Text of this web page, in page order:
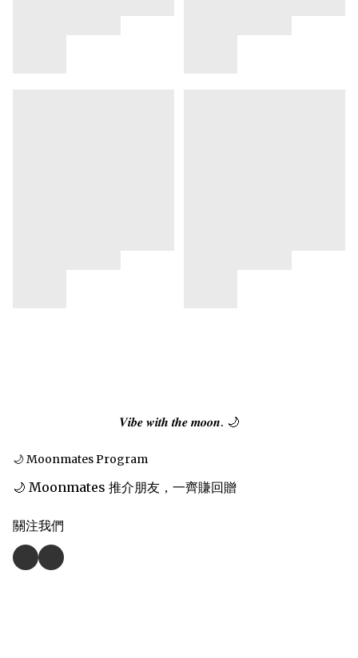
𝑽𝒊𝒃𝒆 𝒘𝒊𝒕𝒉 𝒕𝒉𝒆 𝒎𝒐𝒐𝒏. 🌙
🌙 Moonmates Program
🌙 Moonmates 推介朋友，一齊賺回贈
關注我們